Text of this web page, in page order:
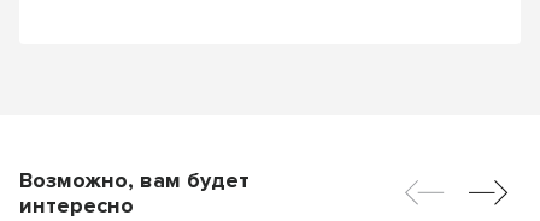
Возможно, вам будет
интересно